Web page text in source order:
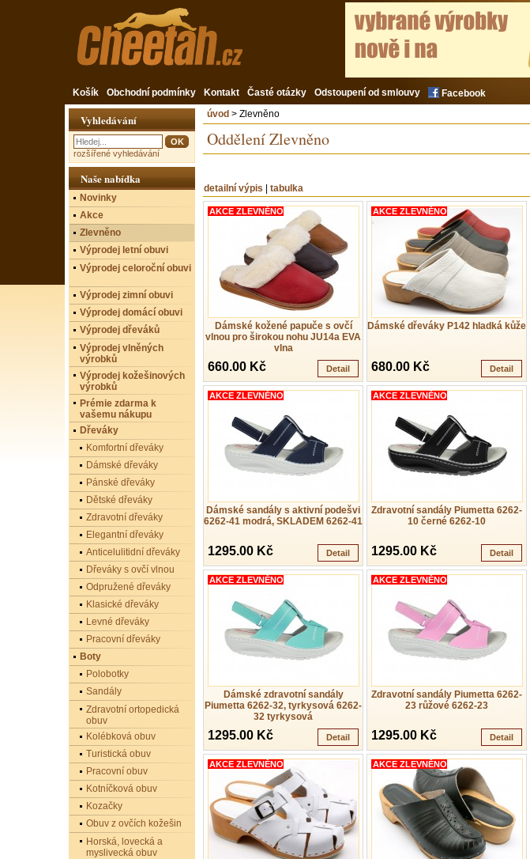
Košík Obchodní podmínky Kontakt Časté otázky Odstoupení od smlouvy Facebook
úvod > Zlevněno
Oddělení Zlevněno
detailní výpis
tabulka
Dámské kožené papuče s ovčí
vlnou pro širokou nohu JU14a EVA
vlna
AKCE ZLEVNĚNO
660.00 Kč Detail
Dámské dřeváky P142 hladká kůže
AKCE ZLEVNĚNO
680.00 Kč Detail
Dámské sandály s aktivní podešvi
6262-41 modrá, SKLADEM 6262-41
AKCE ZLEVNĚNO
1295.00 Kč Detail
Zdravotní sandály Piumetta 6262-
10 černé 6262-10
AKCE ZLEVNĚNO
1295.00 Kč Detail
Dámské zdravotní sandály
Piumetta 6262-32, tyrkysová 6262-
32 tyrkysová
AKCE ZLEVNĚNO
1295.00 Kč Detail
Zdravotní sandály Piumetta 6262-
23 růžové 6262-23
AKCE ZLEVNĚNO
1295.00 Kč Detail
AKCE ZLEVNĚNO AKCE ZLEVNĚNO
Vyhledávání
rozšířené vyhledávání
Naše nabídka
Novinky
Akce
Zlevněno
Výprodej letní obuvi
Výprodej celoroční obuvi
Výprodej zimní obuvi
Výprodej domácí obuvi
Výprodej dřeváků
Výprodej vlněných
výrobků
Výprodej kožešinových
výrobků
Prémie zdarma k
vašemu nákupu
Dřeváky
Komfortní dřeváky
Dámské dřeváky
Pánské dřeváky
Dětské dřeváky
Zdravotní dřeváky
Elegantní dřeváky
Anticelulitidní dřeváky
Dřeváky s ovčí vlnou
Odpružené dřeváky
Klasické dřeváky
Levné dřeváky
Pracovní dřeváky
Boty
Polobotky
Sandály
Zdravotní ortopedická
obuv
Kolébková obuv
Turistická obuv
Pracovní obuv
Kotníčková obuv
Kozačky
Obuv z ovčích kožešin
Horská, lovecká a
myslivecká obuv